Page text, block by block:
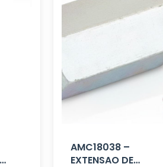
AMC18038 –
EXTENSAO DE